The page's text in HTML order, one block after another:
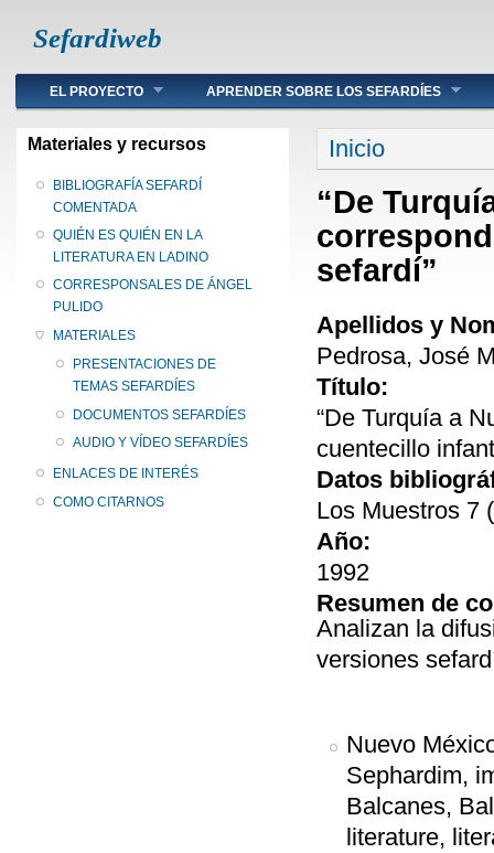
Sefardiweb
Main menu
EL PROYECTO APRENDER SOBRE LOS SEFARDÍES
Materiales y recursos
BIBLIOGRAFÍA SEFARDÍ
COMENTADA
QUIÉN ES QUIÉN EN LA
LITERATURA EN LADINO
CORRESPONSALES DE ÁNGEL
PULIDO
MATERIALES
PRESENTACIONES DE
TEMAS SEFARDÍES
DOCUMENTOS SEFARDÍES
AUDIO Y VÍDEO SEFARDÍES
ENLACES DE INTERÉS
COMO CITARNOS
Se encuentra
Inicio
“De
sefardí”
Apellidos y
Pedrosa, José
Título:
“De Turquía a
cuentecillo
Datos
Los Muestros 7
Año:
1992
Resumen de
Analizan la
versiones
Nuevo
Sephardim,
Balcanes,
literature,